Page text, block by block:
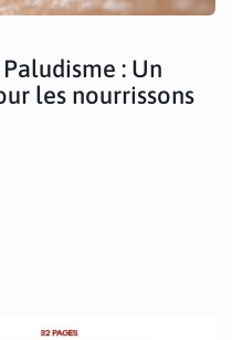
: Un
les nourrissons